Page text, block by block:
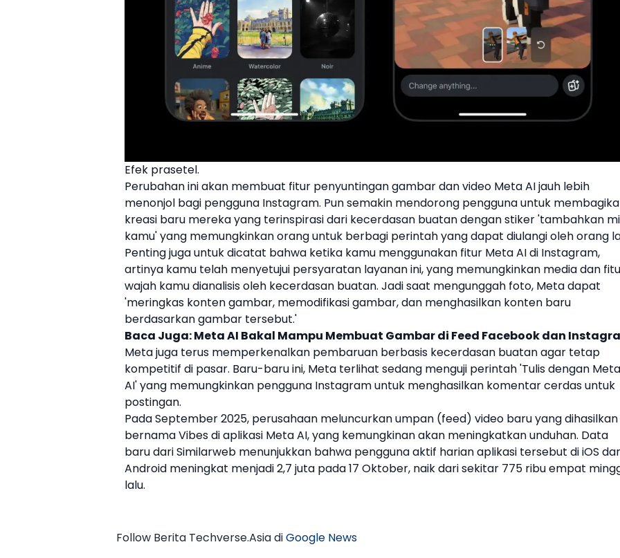
Efek prasetel.
Perubahan ini akan membuat fitur penyuntingan gambar dan video Meta AIjauh lebih
menonjol bagi pengguna Instagram. Pun semakin mendorong pengguna untuk
kreasi baru mereka yang terinspirasi dari kecerdasan buatandengan stiker 'tambahkan
kamu' yang memungkinkan orang untuk berbagi perintah yang dapat diulangi oleh orang
Penting juga untuk dicatat bahwa ketika kamu menggunakan fitur Meta AIdi Instagram,
artinya kamu telah menyetujui persyaratan layanan ini, yang memungkinkan media dan
wajah kamu dianalisis oleh kecerdasan buatan. Jadi saat mengunggah foto, Meta dapat
'meringkas konten gambar, memodifikasi gambar, dan menghasilkan konten baru
berdasarkan gambar tersebut.'
Baca Juga:Meta AI Bakal Mampu Membuat Gambar di Feed Facebook dan
Meta juga terus memperkenalkan pembaruan berbasis kecerdasan buatanagar tetap
kompetitif di pasar. Baru-baru ini, Meta terlihat sedang menguji perintah 'Tulis dengan Meta
AI' yang memungkinkan pengguna Instagramuntuk menghasilkan komentar cerdas untuk
postingan.
Pada September 2025, perusahaan meluncurkan umpan (feed) video baru yang dihasilkan
bernama Vibes di aplikasi Meta AI, yang kemungkinan akan meningkatkan unduhan. Data
baru dari Similarweb menunjukkan bahwa pengguna aktif harian aplikasi tersebut di iOS
Android meningkat menjadi 2,7 juta pada 17 Oktober, naik dari sekitar 775 ribu empat
lalu.
Follow Berita Techverse.Asia diGoogle News